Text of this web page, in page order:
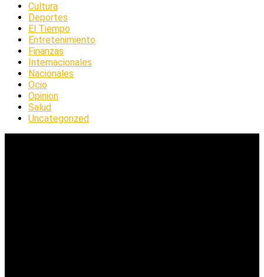
Cultura
Deportes
El Tiempo
Entretenimiento
Finanzas
Internacionales
Nacionales
Ocio
Opinion
Salud
Uncategorized